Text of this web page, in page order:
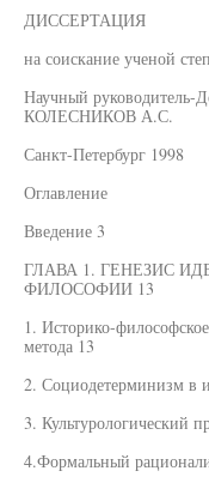
ДИССЕРТАЦИЯ
на соискание ученой
Научный руководитель-
КОЛЕСНИКОВ А.С.
Санкт-Петербург 1998
Оглавление
Введение 3
ГЛАВА 1. ГЕНЕЗИС
ФИЛОСОФИИ 13
1. Историко-
метода 13
2. Социодетерминизм в
3. Культурологический
4.Формальный